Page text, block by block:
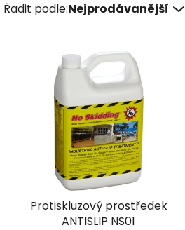
Řadit podle:Nejprodávanější
Protiskluzový prostředek
ANTISLIP NS01